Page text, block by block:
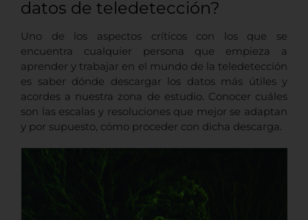
datos de teledetección?
Uno de los aspectos críticos con los que se
encuentra cualquier persona que empieza a
aprender y trabajar en el mundo de la teledetección
es saber dónde descargar los datos más útiles y
acordes a nuestra zona de estudio. Conocer cuáles
son las escalas y resoluciones que mejor se adaptan
y por supuesto, cómo proceder con dicha descarga.